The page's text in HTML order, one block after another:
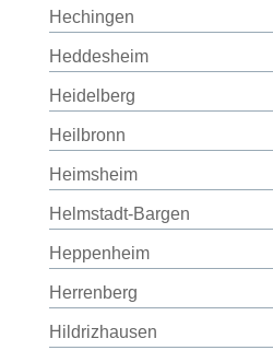
Hechingen
Heddesheim
Heidelberg
Heilbronn
Heimsheim
Helmstadt-Bargen
Heppenheim
Herrenberg
Hildrizhausen